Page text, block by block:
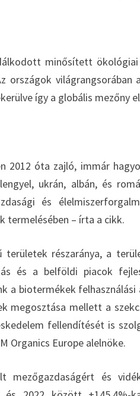
minősített ökológiai
országok világrangsorában
így a globális mezőny
2012 óta zajló, immár
ukrán, albán, és
és
termelésében – írta a cikk.
részaránya, a
és a belföldi piacok
a biotermékek felhasználási
megosztása mellett a
fellendítését is
Organics Europe alelnöke.
mezőgazdaságért és